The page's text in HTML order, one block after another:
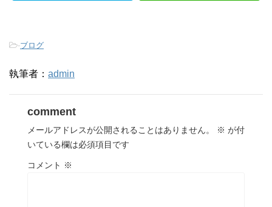
-ブログ
執筆者： admin
comment
メールアドレスが公開されることはありません。 ※ が付
いている欄は必須項目です
コメント ※